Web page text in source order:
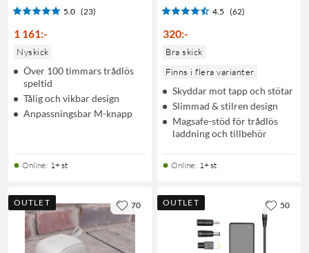
5.0 (23)
1 161:-
Nyskick
Över 100 timmars trådlös
speltid
Tålig och vikbar design
Anpassningsbar M-knapp
Online: 1+ st
4.5 (62)
320:-
Bra skick
Finns i flera varianter
Skyddar mot tapp och stötar
Slimmad & stilren design
Magsafe-stöd för trådlös
laddning och tillbehör
Online: 1+ st
OUTLET 70 OUTLET 50